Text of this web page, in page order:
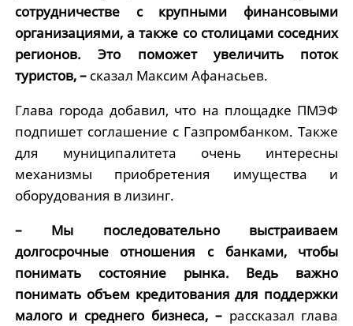
сотрудничестве с крупными финансовыми
организациями, а также со столицами соседних
регионов. Это поможет увеличить поток
туристов, –сказал Максим Афанасьев.
Глава города добавил, что на площадке ПМЭФ
подпишет соглашение с Газпромбанком. Также
для муниципалитета очень интересны
механизмы приобретения имущества и
оборудования в лизинг.
– Мы последовательно выстраиваем
долгосрочные отношения с банками, чтобы
понимать состояние рынка. Ведь важно
понимать объем кредитования для поддержки
малого и среднего бизнеса, –рассказал глава